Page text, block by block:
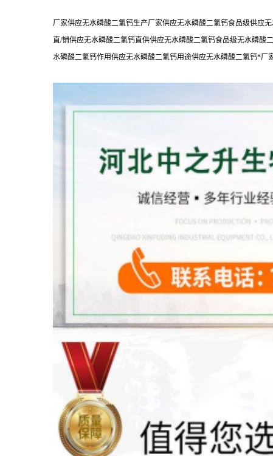
厂家供应无水磷酸二氢钙生产厂家供应无水磷酸二氢钙食品级供应
直/销供应无水磷酸二氢钙直供供应无水磷酸二氢钙食品级无水磷
水磷酸二氢钙作用供应无水磷酸二氢钙用途供应无水磷酸二氢钙*厂